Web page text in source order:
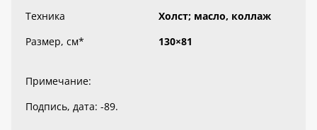
Техника
Холст; масло, коллаж
Размер, см* 130×81
Примечание:
Подпись, дата: -89.